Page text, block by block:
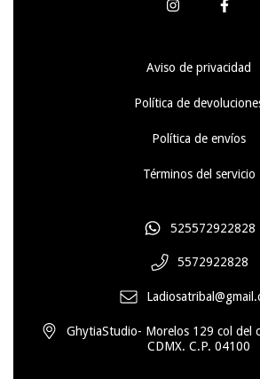
Aviso de privacidad
Política de
Política de envíos
Términos del servicio
525572922828
5572922828
GhytiaStudio- Morelos 129 col del
CDMX. C.P. 04100